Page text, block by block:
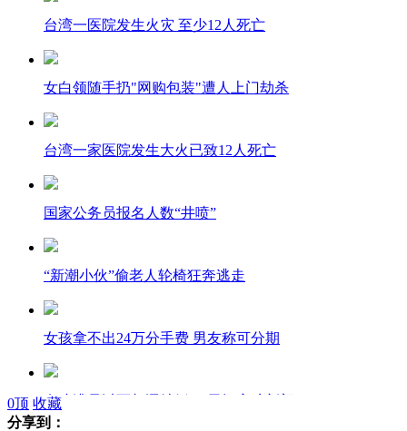
台湾一医院发生火灾 至少12人死亡
女白领随手扔"网购包装"遭人上门劫杀
台湾一家医院发生大火已致12人死亡
国家公务员报名人数“井喷”
“新潮小伙”偷老人轮椅狂奔逃走
女孩拿不出24万分手费 男友称可分期
女孩遭母以死相逼结婚 三天闪离赔新郎三万
0顶 收藏
分享到：